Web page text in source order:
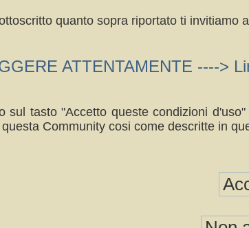
quanto sopra riportato ti invitiamo
ATTENTAMENTE ---->
sul tasto "Accetto queste condizioni
Community cosi come descritte in